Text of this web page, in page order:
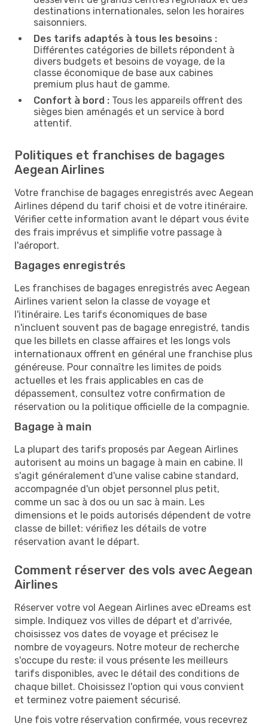
destinations internationales, selon les horaires
saisonniers.
Des tarifs adaptés à tous les besoins :
Différentes catégories de billets répondent à
divers budgets et besoins de voyage, de la
classe économique de base aux cabines
premium plus haut de gamme.
Confort à bord : Tous les appareils offrent des
sièges bien aménagés et un service à bord
attentif.
Politiques et franchises de bagages
Aegean Airlines
Votre franchise de bagages enregistrés avec Aegean
Airlines dépend du tarif choisi et de votre itinéraire.
Vérifier cette information avant le départ vous évite
des frais imprévus et simplifie votre passage à
l'aéroport.
Bagages enregistrés
Les franchises de bagages enregistrés avec Aegean
Airlines varient selon la classe de voyage et
l'itinéraire. Les tarifs économiques de base
n'incluent souvent pas de bagage enregistré, tandis
que les billets en classe affaires et les longs vols
internationaux offrent en général une franchise plus
généreuse. Pour connaître les limites de poids
actuelles et les frais applicables en cas de
dépassement, consultez votre confirmation de
réservation ou la politique officielle de la compagnie.
Bagage à main
La plupart des tarifs proposés par Aegean Airlines
autorisent au moins un bagage à main en cabine. Il
s'agit généralement d'une valise cabine standard,
accompagnée d'un objet personnel plus petit,
comme un sac à dos ou un sac à main. Les
dimensions et le poids autorisés dépendent de votre
classe de billet: vérifiez les détails de votre
réservation avant le départ.
Comment réserver des vols avec Aegean
Airlines
Réserver votre vol Aegean Airlines avec eDreams est
simple. Indiquez vos villes de départ et d'arrivée,
choisissez vos dates de voyage et précisez le
nombre de voyageurs. Notre moteur de recherche
s'occupe du reste: il vous présente les meilleurs
tarifs disponibles, avec le détail des conditions de
chaque billet. Choisissez l'option qui vous convient
et terminez votre paiement sécurisé.
Une fois votre réservation confirmée, vous recevrez